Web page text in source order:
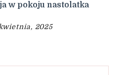
w pokoju nastolatka
2025